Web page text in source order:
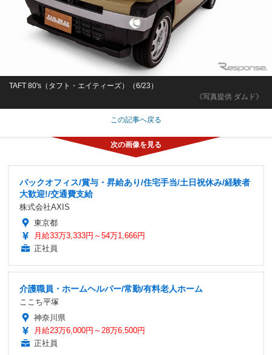
《写真提供 ダムド》
TAFT 80's（タフト・エイティーズ）（6/23）
この記事へ戻る
バックオフィス/賞与・昇給あり/住宅手当/土日祝休み/経験者
大歓迎!/交通費支給
株式会社AXIS
東京都
月給33万3,333円～54万1,666円
正社員
介護職員・ホームヘルパー/常勤/有料老人ホーム
ここち平塚
神奈川県
月給23万6,000円～28万6,500円
正社員